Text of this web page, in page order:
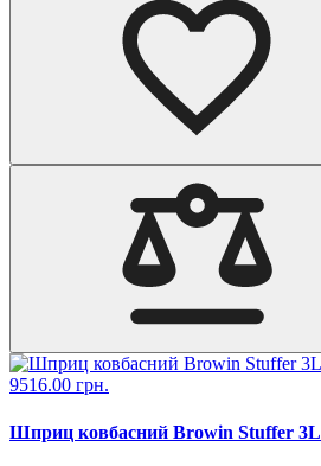
9516.00 грн.
Шприц ковбасний Browin Stuffer 3L